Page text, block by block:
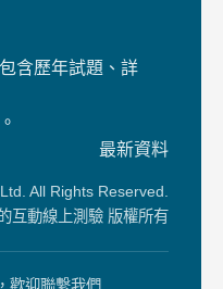
含歷年試題、詳
最新資料
All Rights Reserved.
互動線上測驗 版權所有